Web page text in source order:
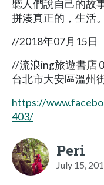
聽人們說自己的故
拼湊真正的，生活。
//2018年07月15日
//流浪ing旅遊書店
台北市大安區溫州
https://
403/
Peri
July 15,